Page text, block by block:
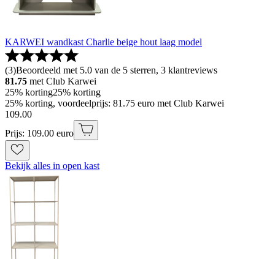
KARWEI wandkast Charlie beige hout laag model
(3)Beoordeeld met 5.0 van de 5 sterren, 3 klantreviews
81.75 met Club Karwei
25% korting25% korting
25% korting, voordeelprijs: 81.75 euro met Club Karwei
109.00
Prijs: 109.00 euro
Bekijk alles in open kast